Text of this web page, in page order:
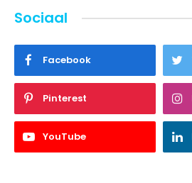
Sociaal
Facebook
Pinterest
YouTube